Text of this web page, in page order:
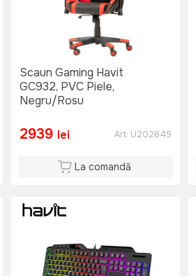
Scaun Gaming Havit
GC932, PVC Piele,
Negru/Rosu
2939 lei Art: U202849
La comandă